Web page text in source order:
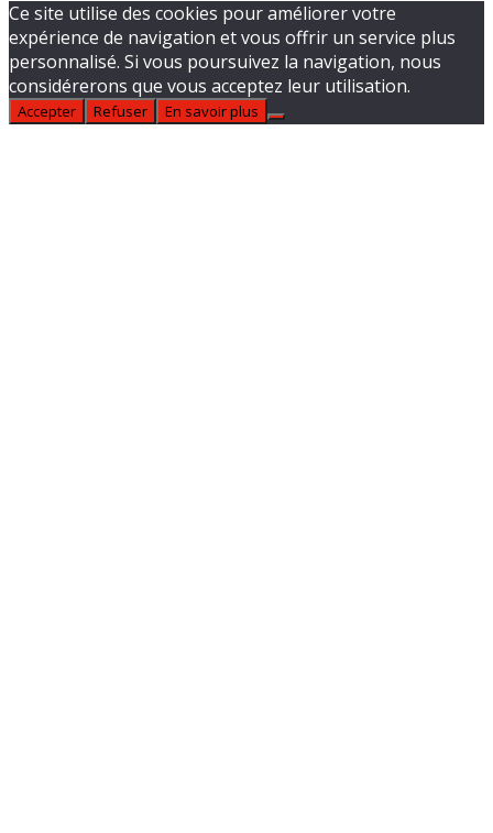
Ce site utilise des cookies pour améliorer votre
expérience de navigation et vous offrir un service plus
personnalisé. Si vous poursuivez la navigation, nous
considérerons que vous acceptez leur utilisation.
Accepter Refuser En savoir plus